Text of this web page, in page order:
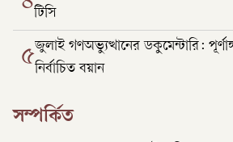
টিসি
৫জুলাই গণঅভ্যুত্থানের ডকুমেন্টারি:
নির্বাচিত বয়ান
সম্পর্কিত